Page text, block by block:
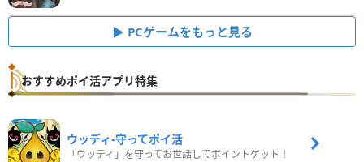
PCゲームをもっと見る
おすすめポイ活アプリ特集
ウッディ‐守ってポイ活
「ウッディ」を守ってお世話してポイントゲット！